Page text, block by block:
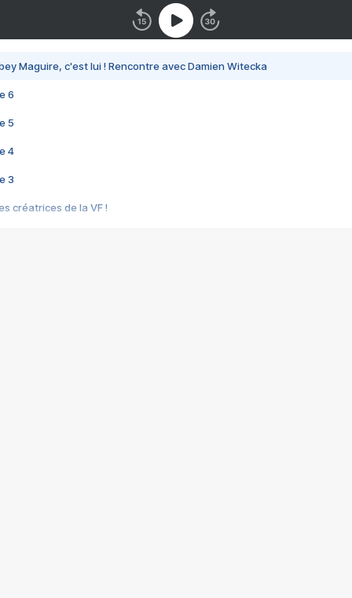
Maguire, c'est lui ! Rencontre avec Damien Witecka
6
5
4
3
créatrices de la VF !